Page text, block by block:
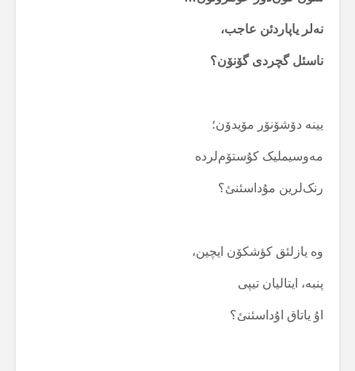
نەلر یاپاردئن عاجب،
ناسئل گچردی گۆنۆن؟
یینە دۆشۆنۆر مۆیدۆن؛
مەوسیملیک کۇستۆم‌لردە
رنک‌لرین مۇداسئنئ؟
وە یازلئق کؤشکۆن ایچین،
پنبە، ایتالیان تیپی
اۇ یاتاق اۇداسئنئ؟